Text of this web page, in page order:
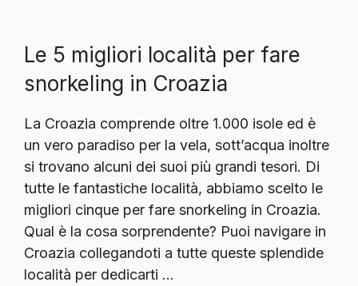
Le 5 migliori località per fare
snorkeling in Croazia
La Croazia comprende oltre 1.000 isole ed è
un vero paradiso per la vela, sott’acqua inoltre
si trovano alcuni dei suoi più grandi tesori. Di
tutte le fantastiche località, abbiamo scelto le
migliori cinque per fare snorkeling in Croazia.
Qual è la cosa sorprendente? Puoi navigare in
Croazia collegandoti a tutte queste splendide
località per dedicarti …